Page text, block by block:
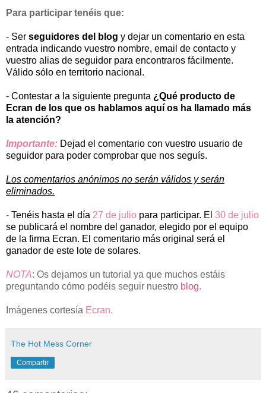
Para participar tenéis que:
- Ser seguidores del blog y dejar un comentario en esta
entrada indicando vuestro nombre, email de contacto y
vuestro alias de seguidor para encontraros fácilmente.
Válido sólo en territorio nacional.
- Contestar a la siguiente pregunta ¿Qué producto de
Ecran de los que os hablamos aquí os ha llamado más
la atención?
Importante: Dejad el comentario con vuestro usuario de
seguidor para poder comprobar que nos seguís.
Los comentarios anónimos no serán válidos y serán
eliminados.
- Tenéis hasta el día 27 de julio para participar. El 30 de julio
se publicará el nombre del ganador, elegido por el equipo
de la firma Ecran. El comentario más original será el
ganador de este lote de solares.
NOTA: Os dejamos un tutorial ya que muchos estáis
preguntando cómo podéis seguir nuestro blog.
Imágenes cortesía Ecran.
The Hot Mess Corner
Compartir